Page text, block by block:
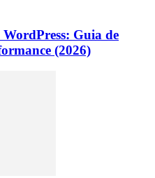
Guia de
(2026)